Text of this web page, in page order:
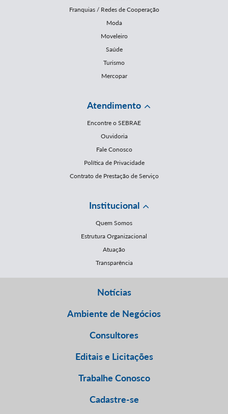
Franquias / Redes de Cooperação
Moda
Moveleiro
Saúde
Turismo
Mercopar
Atendimento
Encontre o SEBRAE
Ouvidoria
Fale Conosco
Política de Privacidade
Contrato de Prestação de Serviço
Institucional
Quem Somos
Estrutura Organizacional
Atuação
Transparência
Notícias
Ambiente de Negócios
Consultores
Editais e Licitações
Trabalhe Conosco
Cadastre-se